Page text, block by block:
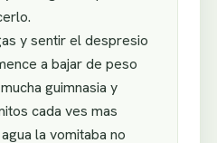
y sentir el despresio
a bajar de peso
guimnasia y
cada ves mas
la vomitaba no